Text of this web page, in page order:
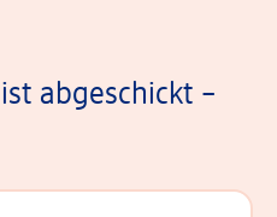
abgeschickt –